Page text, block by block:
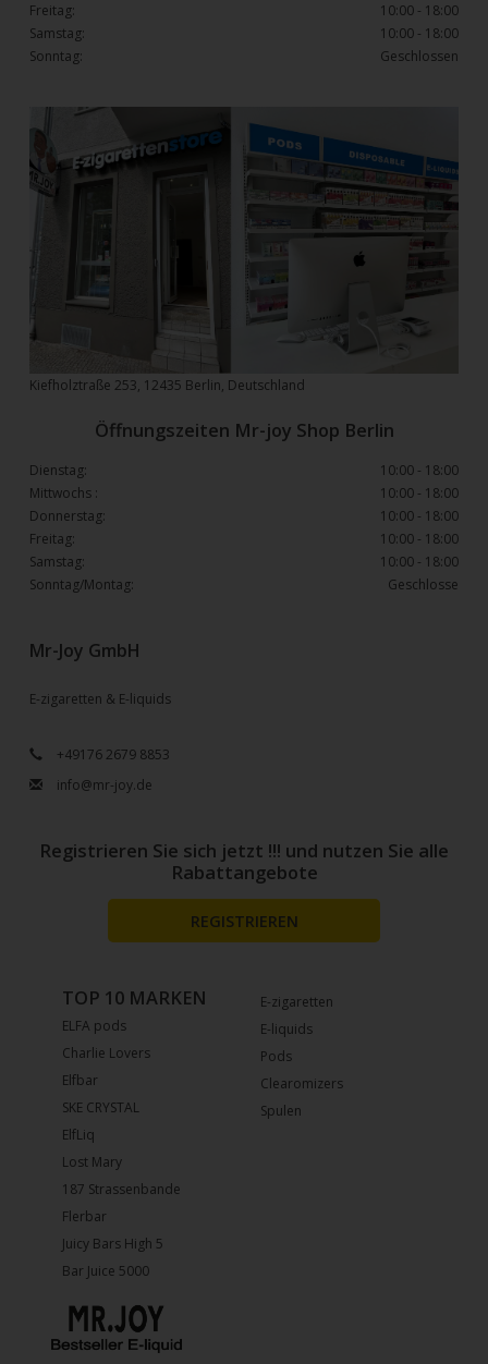
Mr-Joy GmbH
E-zigaretten & E-liquids
+49176 2679 8853
info@mr-joy.de
Kiefholztraße 253, 12435 Berlin, Deutschland
Freitag:
10:00 - 18:00
Samstag:
10:00 - 18:00
Sonntag:
Geschlossen
Öffnungszeiten Mr-joy Shop Berlin
Dienstag:
10:00 - 18:00
Mittwochs :
10:00 - 18:00
Donnerstag:
10:00 - 18:00
Freitag:
10:00 - 18:00
Samstag:
10:00 - 18:00
Sonntag/Montag:
Geschlosse
E-zigaretten
E-liquids
Pods
Clearomizers
Spulen
TOP 10 MARKEN
ELFA pods
Charlie Lovers
Elfbar
SKE CRYSTAL
ElfLiq
Lost Mary
187 Strassenbande
Flerbar
Juicy Bars High 5
Bar Juice 5000
Registrieren Sie sich jetzt !!! und nutzen Sie alle
Rabattangebote
REGISTRIEREN